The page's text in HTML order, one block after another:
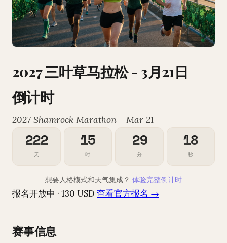
2027 三叶草马拉松 - 3月21日
倒计时
2027 Shamrock Marathon - Mar 21
222
天
15
时
29
分
17
秒
想要人格模式和天气集成？ 体验完整倒计时
报名开放中 · 130 USD 查看官方报名 →
赛事信息